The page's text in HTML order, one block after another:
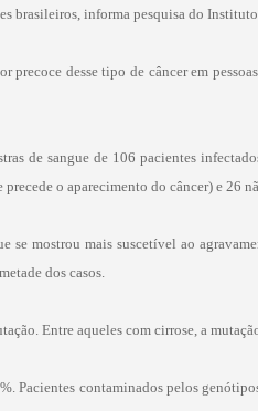
brasileiros, informa pesquisa do
desse tipo de câncer em
de sangue de 106 pacientes
o aparecimento do câncer) e 26
mostrou mais suscetível ao
dos casos.
Entre aqueles com cirrose, a
contaminados pelos